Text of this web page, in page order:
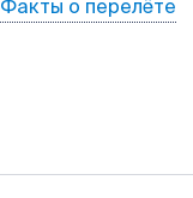
Факты о перелёте